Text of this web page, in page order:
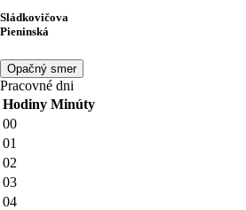
Sládkovičova
Pieninská
Opačný smer
Pracovné dni
Hodiny Minúty
00
01
02
03
04